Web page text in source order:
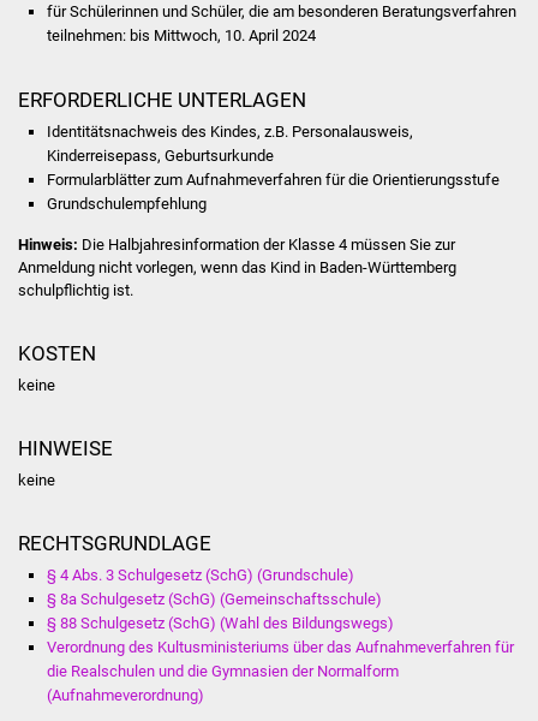
Lebenslagen
Bürgerinfos
Bildung
Schulen
Lokale Agenda
Jugendhaus
für Schülerinnen und Schüler, die am besonderen Beratungsverfahren
teilnehmen: bis Mittwoch, 10. April 2024
ERFORDERLICHE UNTERLAGEN
Identitätsnachweis des Kindes, z.B. Personalausweis,
Kinderreisepass, Geburtsurkunde
Formularblätter zum Aufnahmeverfahren für die Orientierungsstufe
Grundschulempfehlung
Hinweis: Die Halbjahresinformation der Klasse 4 müssen Sie zur
Anmeldung nicht vorlegen, wenn das Kind in Baden-Württemberg
schulpflichtig ist.
KOSTEN
keine
HINWEISE
keine
RECHTSGRUNDLAGE
§ 4 Abs. 3 Schulgesetz (SchG) (Grundschule)
§ 8a Schulgesetz (SchG) (Gemeinschaftsschule)
§ 88 Schulgesetz (SchG) (Wahl des Bildungswegs)
Verordnung des Kultusministeriums über das Aufnahmeverfahren für
die Realschulen und die Gymnasien der Normalform
(Aufnahmeverordnung)